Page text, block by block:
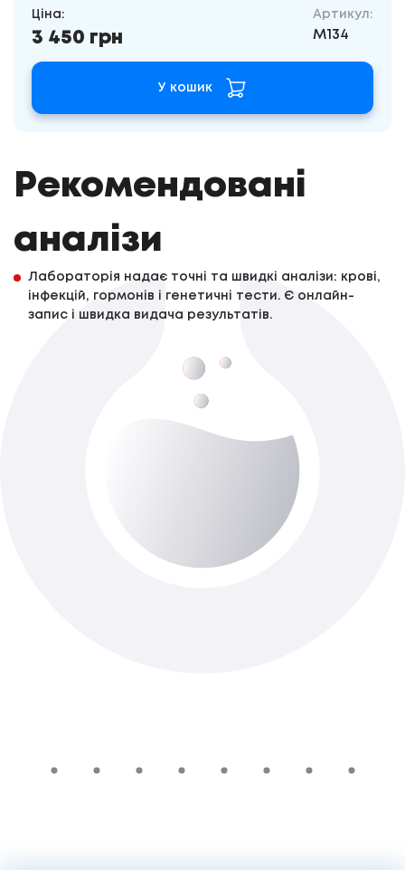
Ціна:
3 450 грн
Артикул:
M134
У кошик
Рекомендовані
аналізи
Лабораторія надає точні та швидкі аналізи: крові,
інфекцій, гормонів і генетичні тести. Є онлайн-
запис і швидка видача результатів.
Доступно з виїздом додому